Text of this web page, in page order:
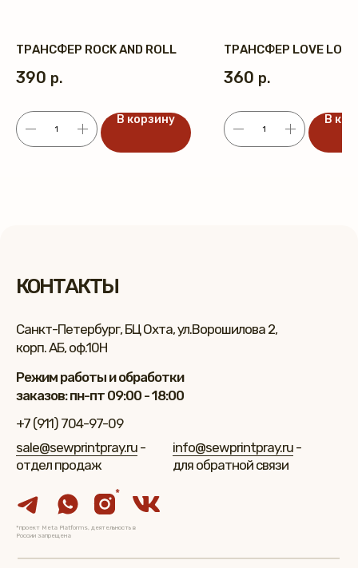
ТРАНСФЕР ROCK AND ROLL
390 р.
В корзину
ТРАНСФЕР LOVE LOVE
360 р.
В
Санкт-Петербург, БЦ Охта, ул.Ворошилова 2,
корп. АБ, оф.10Н
+7 (911) 704-97-09
sale@sewprintpray.ru -
отдел продаж
Режим работы и обработки
заказов: пн-пт 09:00 - 18:00
КОНТАКТЫ
*проект Meta Platforms, деятельность в
России запрещена
*
info@sewprintpray.ru -
для обратной связи